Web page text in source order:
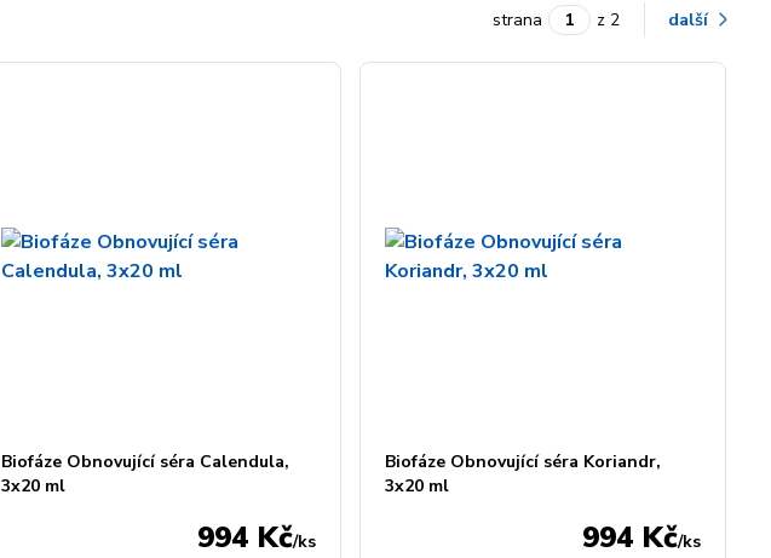
strana z 2 další
Biofáze Obnovující séra Calendula,
3x20 ml
994 Kč/ks
Biofáze Obnovující séra Koriandr,
3x20 ml
994 Kč/ks